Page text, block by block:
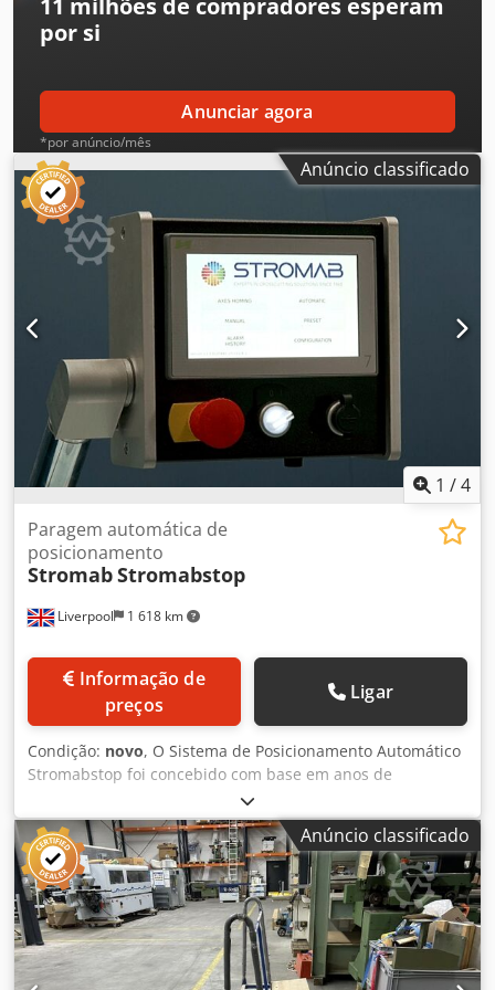
Ugjfx Ac Aja Porta USB para importação de listas de corte
11 milhões de compradores esperam
por si
Anunciar agora
*por anúncio/mês
Anúncio classificado
1 /4
Liverpool 1 618 km
Paragem automática de
posicionamento
StromabStromabstop
preços
Ligar
Condição: novo, O Sistema de Posicionamento Automático
Stromabstop foi concebido com base em anos de
experiência industrial no fabrico de serras de corte
transversal totalmente automáticas. Concebido para ser
fácil de utilizar e compatível com várias aplicações, o
Stromabstop aplica um corte de precisão sem o incómodo
de medir e marcar. Com uma precisão consistente, este
batente de posicionamento intuitivo simplifica as
operações, seja para corte, perfuração ou outras tarefas. A
programação é fácil com um painel de controlo de ecrã
tátil de fácil utilização, com conetividade USB para uma
Anúncio classificado